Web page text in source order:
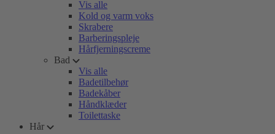
Vis alle
Kold og varm voks
Skrabere
Barberingspleje
Hårfjerningscreme
Bad
Vis alle
Badetilbehør
Badekåber
Håndklæder
Toilettaske
Hår